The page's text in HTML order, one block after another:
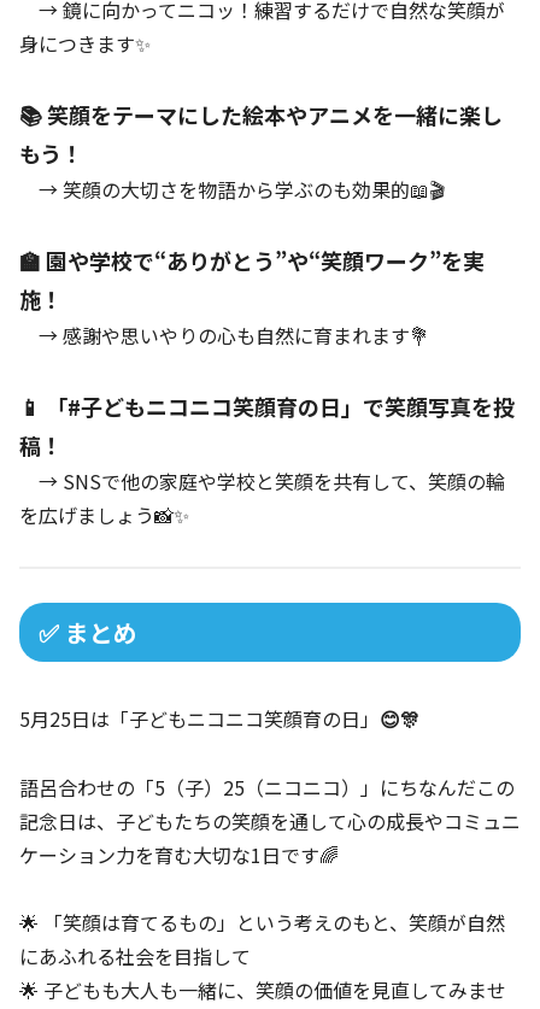
→ 鏡に向かってニコッ！練習するだけで自然な笑顔が
身につきます✨
📚 笑顔をテーマにした絵本やアニメを一緒に楽し
もう！
→ 笑顔の大切さを物語から学ぶのも効果的📖🎬
🏫 園や学校で“ありがとう”や“笑顔ワーク”を実
施！
→ 感謝や思いやりの心も自然に育まれます💐
📱 「#子どもニコニコ笑顔育の日」で笑顔写真を投
稿！
→ SNSで他の家庭や学校と笑顔を共有して、笑顔の輪
を広げましょう📸✨
✅ まとめ
5月25日は「子どもニコニコ笑顔育の日」 😊🎊
語呂合わせの「5（子）25（ニコニコ）」にちなんだこの
記念日は、子どもたちの笑顔を通して心の成長やコミュニ
ケーション力を育む大切な1日です🌈
🌟 「笑顔は育てるもの」という考えのもと、笑顔が自然
にあふれる社会を目指して
🌟 子どもも大人も一緒に、笑顔の価値を見直してみませ